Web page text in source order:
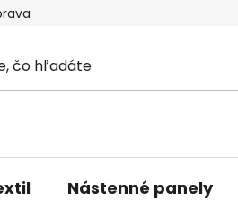
a platba
Nástenné panely